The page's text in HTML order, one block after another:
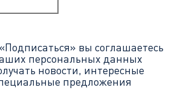
вы соглашаетесь
персональных данных
новости, интересные
предложения